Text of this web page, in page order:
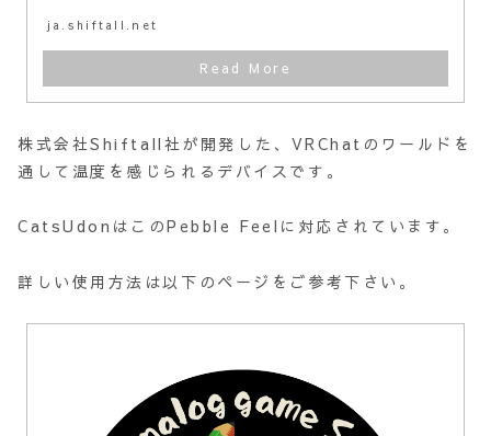
ja.shiftall.net
株式会社Shiftall社が開発した、VRChatのワールドを
通して温度を感じられるデバイスです。
CatsUdonはこのPebble Feelに対応されています。
詳しい使用方法は以下のページをご参考下さい。